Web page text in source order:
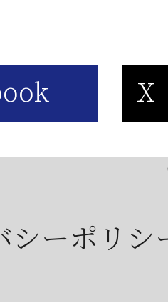
贈答用品
シーポリシ